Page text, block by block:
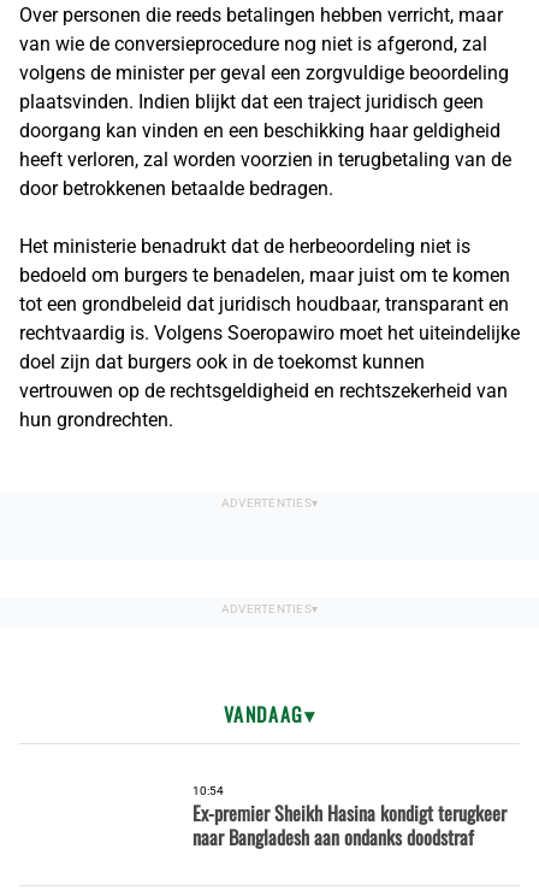
Over personen die reeds betalingen hebben verricht, maar
van wie de conversieprocedure nog niet is afgerond, zal
volgens de minister per geval een zorgvuldige beoordeling
plaatsvinden. Indien blijkt dat een traject juridisch geen
doorgang kan vinden en een beschikking haar geldigheid
heeft verloren, zal worden voorzien in terugbetaling van de
door betrokkenen betaalde bedragen.
Het ministerie benadrukt dat de herbeoordeling niet is
bedoeld om burgers te benadelen, maar juist om te komen
tot een grondbeleid dat juridisch houdbaar, transparant en
rechtvaardig is. Volgens Soeropawiro moet het uiteindelijke
doel zijn dat burgers ook in de toekomst kunnen
vertrouwen op de rechtsgeldigheid en rechtszekerheid van
hun grondrechten.
VANDAAG
10:54
Ex-premier Sheikh Hasina kondigt terugkeer
naar Bangladesh aan ondanks doodstraf